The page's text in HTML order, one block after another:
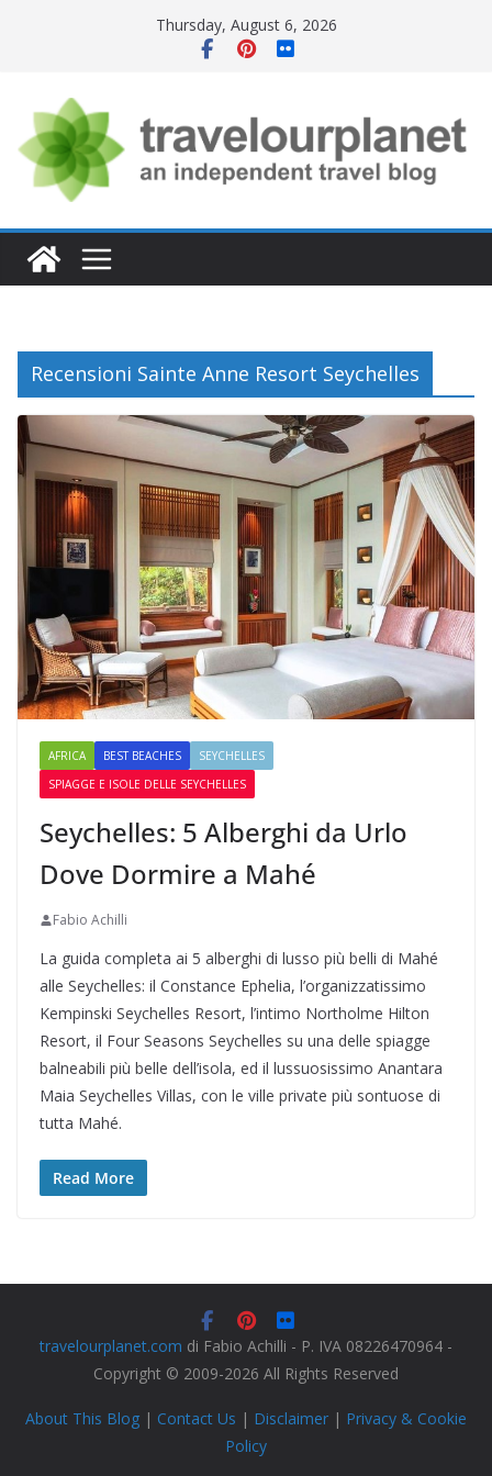
Thursday, August 6, 2026
Recensioni Sainte Anne Resort Seychelles
AFRICA BEST BEACHES
SEYCHELLES
SPIAGGE E ISOLE DELLE SEYCHELLES
Seychelles: 5 Alberghi da Urlo
Dove Dormire a Mahé
Fabio Achilli
La guida completa ai 5 alberghi di lusso più belli di Mahé
alle Seychelles: il Constance Ephelia, l’organizzatissimo
Kempinski Seychelles Resort, l’intimo Northolme Hilton
Resort, il Four Seasons Seychelles su una delle spiagge
balneabili più belle dell’isola, ed il lussuosissimo Anantara
Maia Seychelles Villas, con le ville private più sontuose di
tutta Mahé.
Read More
travelourplanet.com di Fabio Achilli - P. IVA 08226470964 -
Copyright © 2009-2026 All Rights Reserved
About This Blog | Contact Us | Disclaimer | Privacy & Cookie
Policy